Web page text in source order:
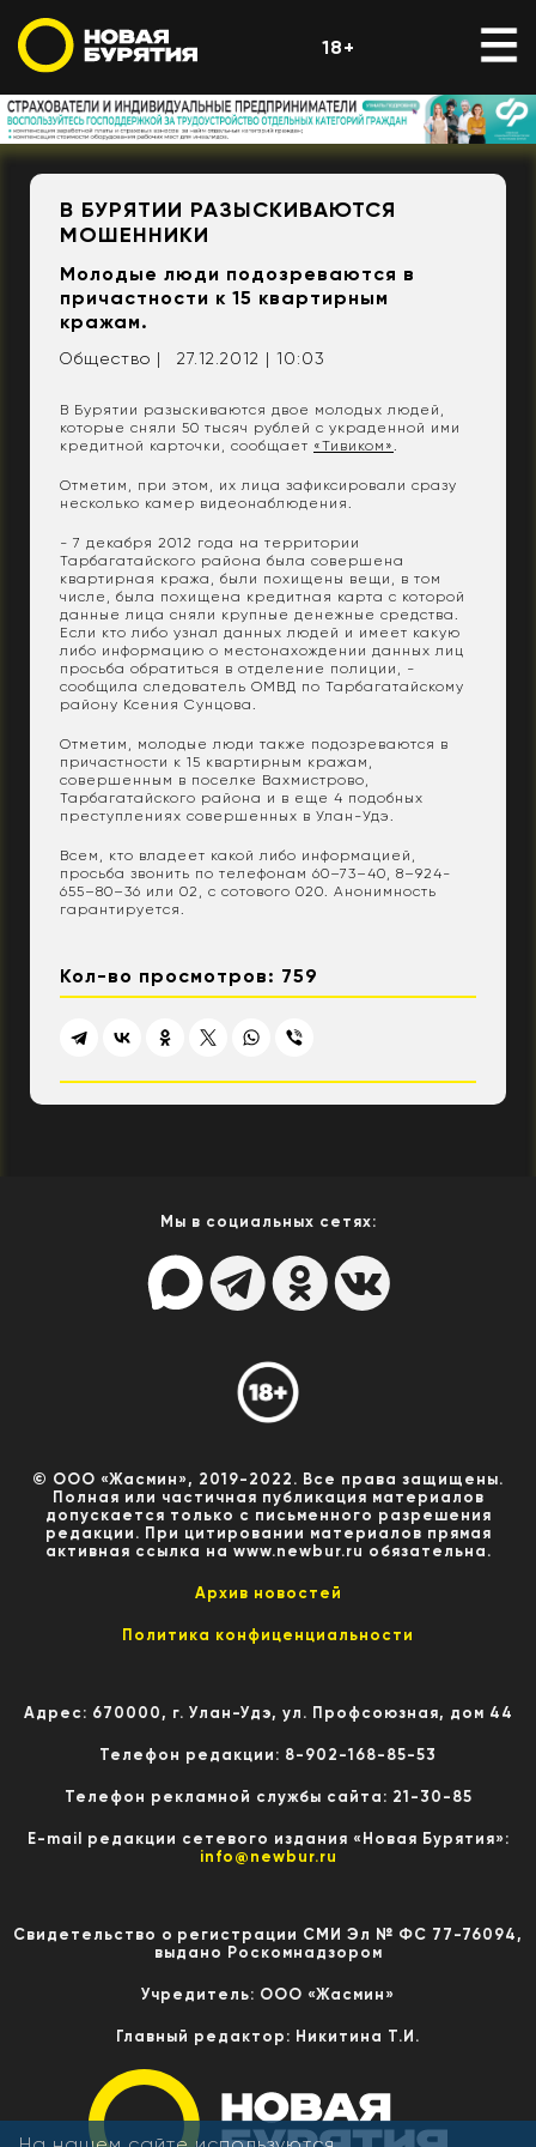
18+
В БУРЯТИИ РАЗЫСКИВАЮТСЯ
МОШЕННИКИ
Молодые люди подозреваются в
причастности к 15 квартирным
кражам.
Общество | 27.12.2012 | 10:03
В Бурятии разыскиваются двое молодых людей,
которые сняли 50 тысяч рублей с украденной ими
кредитной карточки, сообщает «Тивиком».
Отметим, при этом, их лица зафиксировали сразу
несколько камер видеонаблюдения.
- 7 декабря 2012 года на территории
Тарбагатайского района была совершена
квартирная кража, были похищены вещи, в том
числе, была похищена кредитная карта с которой
данные лица сняли крупные денежные средства.
Если кто либо узнал данных людей и имеет какую
либо информацию о местонахождении данных лиц
просьба обратиться в отделение полиции, -
сообщила следователь ОМВД по Тарбагатайскому
району Ксения Сунцова.
Отметим, молодые люди также подозреваются в
причастности к 15 квартирным кражам,
совершенным в поселке Вахмистрово,
Тарбагатайского района и в еще 4 подобных
преступлениях совершенных в Улан-Удэ.
Всем, кто владеет какой либо информацией,
просьба звонить по телефонам 60–73–40, 8–924-
655–80–36 или 02, с сотового 020. Анонимность
гарантируется.
Кол-во просмотров: 759
Мы в социальных сетях:
© ООО «Жасмин», 2019-2022. Все права защищены.
Полная или частичная публикация материалов
допускается только с письменного разрешения
редакции. При цитировании материалов прямая
активная ссылка на www.newbur.ru обязательна.
Архив новостей
Политика конфиценциальности
Адрес: 670000, г. Улан-Удэ, ул. Профсоюзная, дом 44
Телефон редакции: 8-902-168-85-53
Телефон рекламной службы сайта: 21-30-85
E-mail редакции сетевого издания «Новая Бурятия»:
info@newbur.ru
Свидетельство о регистрации СМИ Эл № ФС 77-76094,
выдано Роскомнадзором
Учредитель: ООО «Жасмин»
Главный редактор: Никитина Т.И.